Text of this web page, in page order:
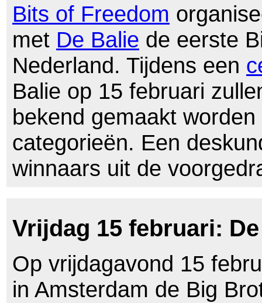
Bits of Freedom
met De Balie de eerste
Nederland. Tijdens een
Balie op 15 februari
bekend gemaakt
categorieën. Een
winnaars uit de
Vrijdag 15 februari:
Op vrijdagavond 15
in Amsterdam de Big